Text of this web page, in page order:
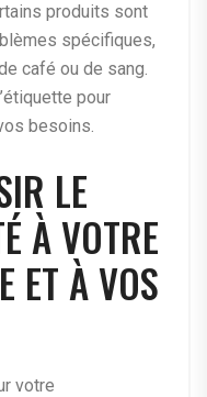
produits sont
spécifiques,
café ou de sang.
pour
besoins.
LE
À VOTRE
ET À VOS
votre